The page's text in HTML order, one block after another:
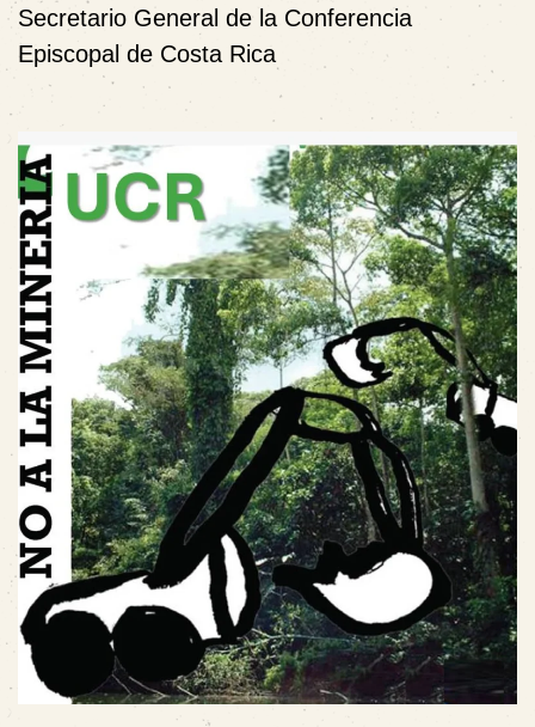
Secretario General de la Conferencia
Episcopal de Costa Rica